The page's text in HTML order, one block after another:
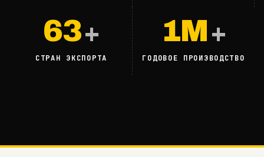
63+
СТРАН ЭКСПОРТА
1M+
ГОДОВОЕ ПРОИЗВОДСТВО